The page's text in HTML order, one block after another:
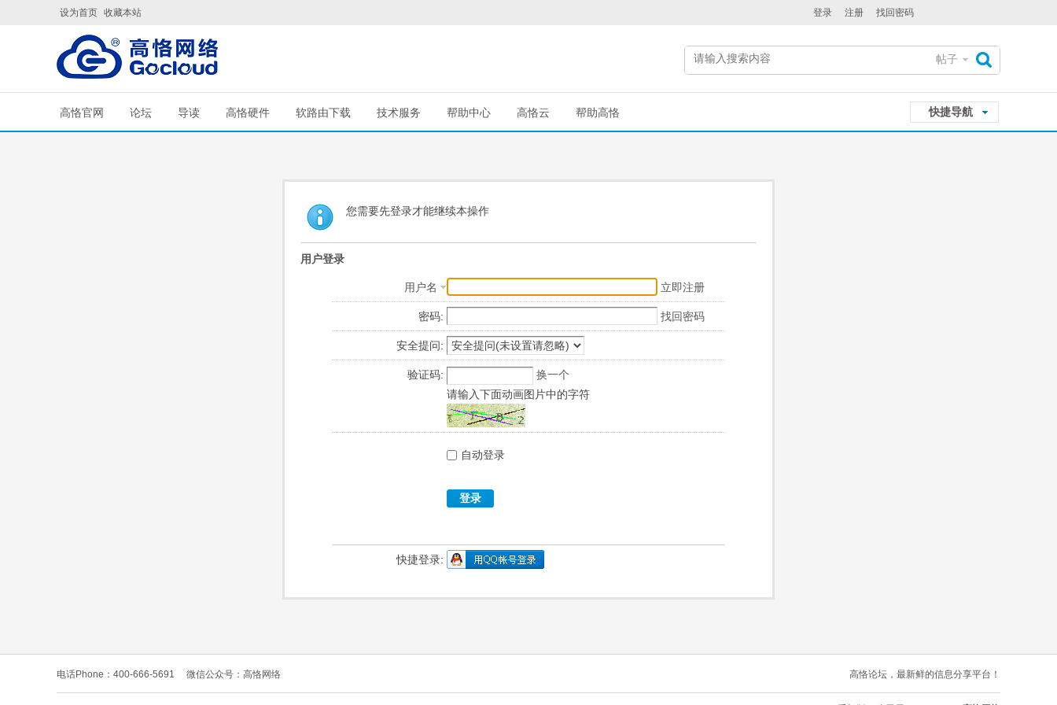
设为首页 收藏本站 登录 注册 找回密码
帖子
快捷导航
高恪官网 论坛 导读 高恪硬件 软路由下载 技术服务 帮助中心 高恪云 帮助高恪
您需要先登录才能继续本操作
用户登录
用户名 立即注册
密码: 找回密码
安全提问:
验证码:
换一个
请输入下面动画图片中的字符
自动登录
登录
快捷登录:
电话Phone：400-666-5691 微信公众号：高恪网络 高恪论坛，最新鲜的信息分享平台！